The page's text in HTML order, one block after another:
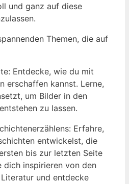
und ganz auf diese
Themen, die auf
Entdecke, wie du mit
erschaffen kannst. Lerne,
um Bilder in den
zu lassen.
Erfahre,
entwickelst, die
bis zur letzten Seite
dich inspirieren von den
und entdecke